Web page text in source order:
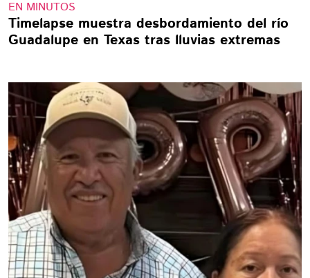
EN MINUTOS
Timelapse muestra desbordamiento del río
Guadalupe en Texas tras lluvias extremas